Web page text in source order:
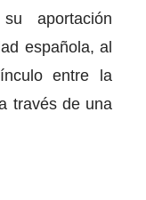
aportación
española, al
entre la
través de una